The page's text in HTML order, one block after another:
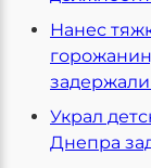
Нанес
Украл
Днепра